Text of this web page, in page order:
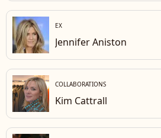
EX
Jennifer Aniston
COLLABORATIONS
Kim Cattrall